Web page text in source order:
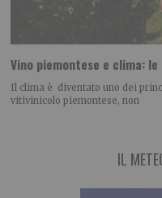
Vino piemontese e clima:
Il clima è diventato uno dei
vitivinicolo piemontese, non
IL